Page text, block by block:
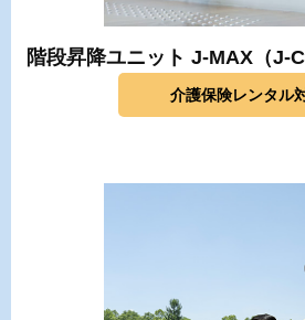
階段昇降ユニット J-MAX（J-
介護保険レンタル